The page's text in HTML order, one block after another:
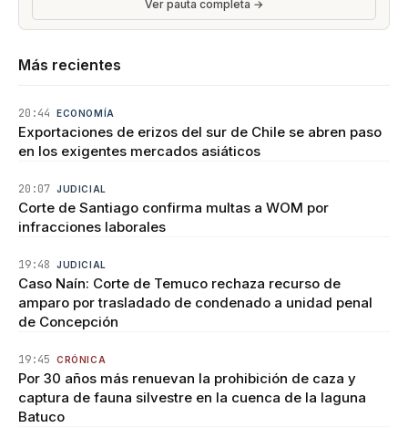
Ver pauta completa →
Más recientes
20:44 ECONOMÍA
Exportaciones de erizos del sur de Chile se abren paso
en los exigentes mercados asiáticos
20:07 JUDICIAL
Corte de Santiago confirma multas a WOM por
infracciones laborales
19:48 JUDICIAL
Caso Naín: Corte de Temuco rechaza recurso de
amparo por trasladado de condenado a unidad penal
de Concepción
19:45 CRÓNICA
Por 30 años más renuevan la prohibición de caza y
captura de fauna silvestre en la cuenca de la laguna
Batuco